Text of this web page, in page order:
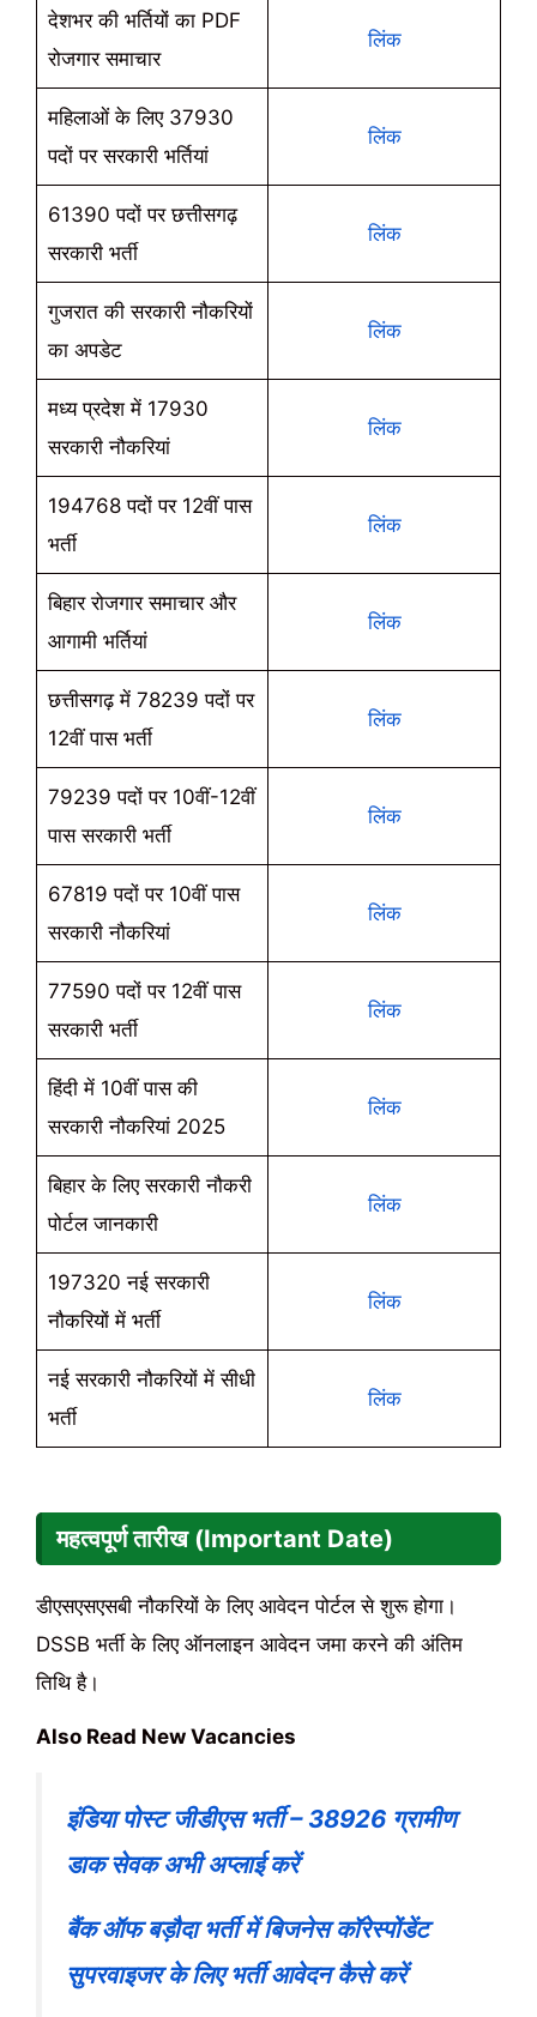
देशभर की भर्तियों का PDF
रोजगार समाचार
लिंक
महिलाओं के लिए 37930
पदों पर सरकारी भर्तियां
लिंक
61390 पदों पर छत्तीसगढ़
सरकारी भर्ती
लिंक
गुजरात की सरकारी नौकरियों
का अपडेट
लिंक
मध्य प्रदेश में 17930
सरकारी नौकरियां
लिंक
194768 पदों पर 12वीं पास
भर्ती
लिंक
बिहार रोजगार समाचार और
आगामी भर्तियां
लिंक
छत्तीसगढ़ में 78239 पदों पर
12वीं पास भर्ती
लिंक
79239 पदों पर 10वीं-12वीं
पास सरकारी भर्ती
लिंक
67819 पदों पर 10वीं पास
सरकारी नौकरियां
लिंक
77590 पदों पर 12वीं पास
सरकारी भर्ती
लिंक
हिंदी में 10वीं पास की
सरकारी नौकरियां 2025
लिंक
बिहार के लिए सरकारी नौकरी
पोर्टल जानकारी
लिंक
197320 नई सरकारी
नौकरियों में भर्ती
लिंक
नई सरकारी नौकरियों में सीधी
भर्ती
लिंक
महत्वपूर्ण तारीख (Important Date)
डीएसएसएसबी नौकरियों के लिए आवेदन पोर्टल से शुरू होगा।
DSSB भर्ती के लिए ऑनलाइन आवेदन जमा करने की अंतिम
तिथि है।
Also Read New Vacancies
इंडिया पोस्ट जीडीएस भर्ती – 38926 ग्रामीण
डाक सेवक अभी अप्लाई करें
बैंक ऑफ बड़ौदा भर्ती में बिजनेस कॉरेस्पोंडेंट
सुपरवाइजर के लिए भर्ती आवेदन कैसे करें